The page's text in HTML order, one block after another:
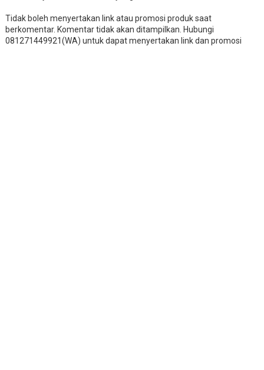
Tidak boleh menyertakan link atau promosi produk saat
berkomentar. Komentar tidak akan ditampilkan. Hubungi
081271449921(WA) untuk dapat menyertakan link dan promosi